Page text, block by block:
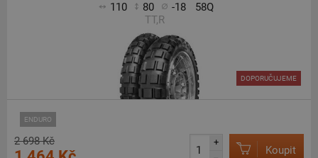
110 80 -18
58Q
TT,R
ENDURO
DOPORUČUJEME
2 698 Kč
+
Koupit